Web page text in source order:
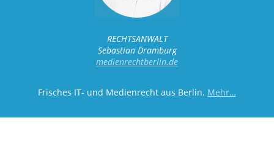
RECHTSANWALT
Sebastian Dramburg
medienrechtberlin.de
Frisches IT- und Medienrecht aus Berlin. Mehr…